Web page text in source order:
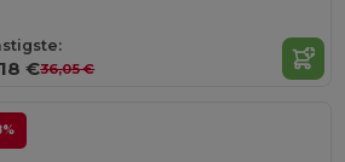
€36,05 €